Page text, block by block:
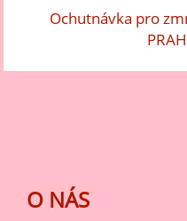
Ochutnávka pro
O NÁS